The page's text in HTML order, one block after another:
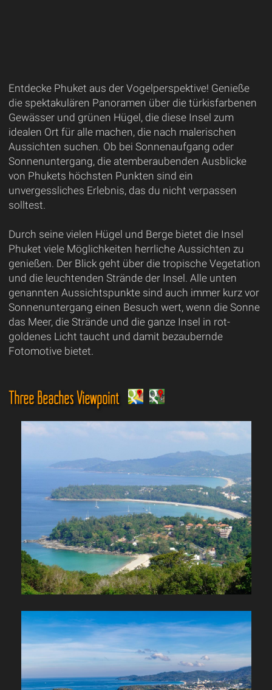
Entdecke Phuket aus der Vogelperspektive! Genieße
die spektakulären Panoramen über die türkisfarbenen
Gewässer und grünen Hügel, die diese Insel zum
idealen Ort für alle machen, die nach malerischen
Aussichten suchen. Ob bei Sonnenaufgang oder
Sonnenuntergang, die atemberaubenden Ausblicke
von Phukets höchsten Punkten sind ein
unvergessliches Erlebnis, das du nicht verpassen
solltest.
Durch seine vielen Hügel und Berge bietet die Insel
Phuket viele Möglichkeiten herrliche Aussichten zu
genießen. Der Blick geht über die tropische Vegetation
und die leuchtenden Strände der Insel. Alle unten
genannten Aussichtspunkte sind auch immer kurz vor
Sonnenuntergang einen Besuch wert, wenn die Sonne
das Meer, die Strände und die ganze Insel in rot-
goldenes Licht taucht und damit bezaubernde
Fotomotive bietet.
Three Beaches Viewpoint